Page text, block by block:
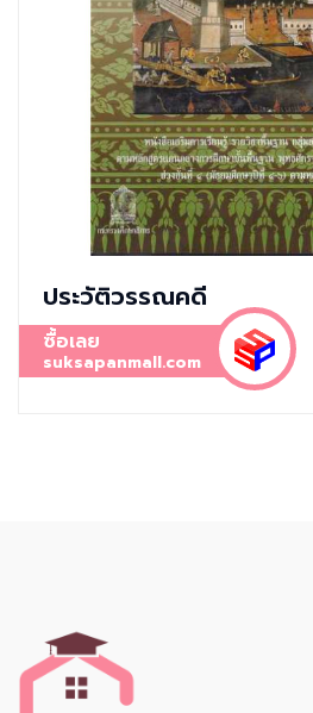
ประวัติวรรณคดี
ซื้อเลย
suksapanmall.com